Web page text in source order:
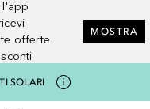
l'app
offerte
MOSTRA
SOLARI